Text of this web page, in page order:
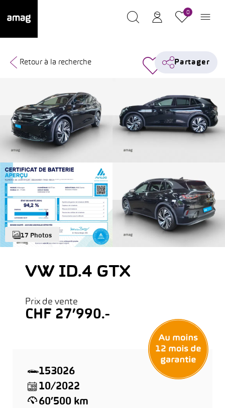
0
17 Photos
Retour à la recherche Partager
VW ID.4 GTX
Prix de vente
CHF 27’990.-
153026
10/2022
60’500 km